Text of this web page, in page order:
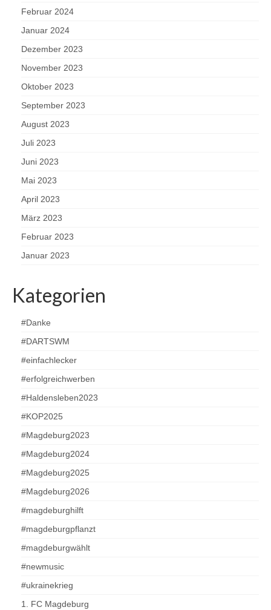
Februar 2024
Januar 2024
Dezember 2023
November 2023
Oktober 2023
September 2023
August 2023
Juli 2023
Juni 2023
Mai 2023
April 2023
März 2023
Februar 2023
Januar 2023
Kategorien
#Danke
#DARTSWM
#einfachlecker
#erfolgreichwerben
#Haldensleben2023
#KOP2025
#Magdeburg2023
#Magdeburg2024
#Magdeburg2025
#Magdeburg2026
#magdeburghilft
#magdeburgpflanzt
#magdeburgwählt
#newmusic
#ukrainekrieg
1. FC Magdeburg